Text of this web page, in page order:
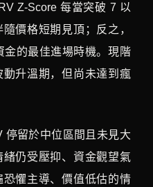
Z-Score 每當突破 7 以
價格短期見頂；反之，
金的最佳進場時機。現階
升溫期，但尚未達到瘋
停留於中位區間且未見大
仍受壓抑、資金觀望氣
懼主導、價值低估的情